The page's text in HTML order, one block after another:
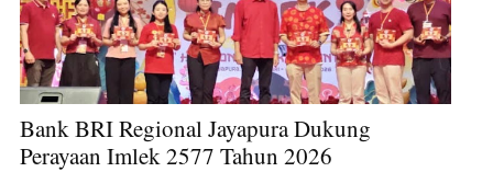
Bank BRI Regional Jayapura Dukung
Perayaan Imlek 2577 Tahun 2026